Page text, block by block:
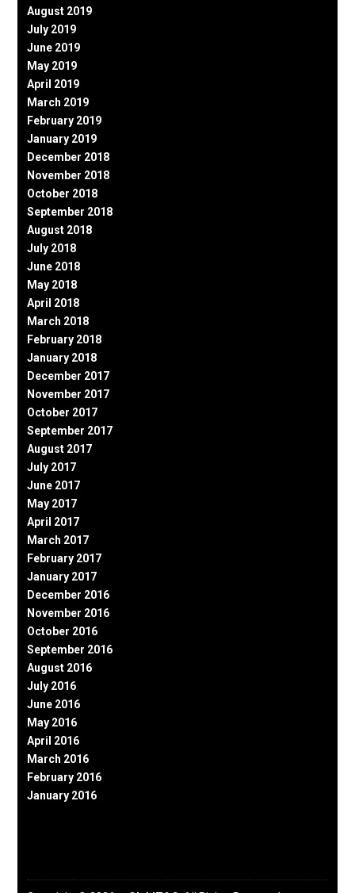
August 2019
July 2019
June 2019
May 2019
April 2019
March 2019
February 2019
January 2019
December 2018
November 2018
October 2018
September 2018
August 2018
July 2018
June 2018
May 2018
April 2018
March 2018
February 2018
January 2018
December 2017
November 2017
October 2017
September 2017
August 2017
July 2017
June 2017
May 2017
April 2017
March 2017
February 2017
January 2017
December 2016
November 2016
October 2016
September 2016
August 2016
July 2016
June 2016
May 2016
April 2016
March 2016
February 2016
January 2016